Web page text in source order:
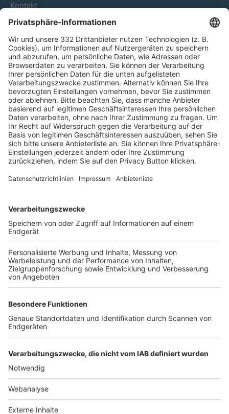
Kontakt
HÄUFIG BESUCHTE SEITEN
Pässe und Vereinswechsel
Trainerausbildung
Schulungsangebot Vereinsmitarbeiter
BFV-Geschäftsstellen
Trainerbörse
Login SpielPlus
FOLGE DEM BFV
TOP-VEREINE
TOP-PARTNER
Nutzungsbedingungen Datenschutz Impressum